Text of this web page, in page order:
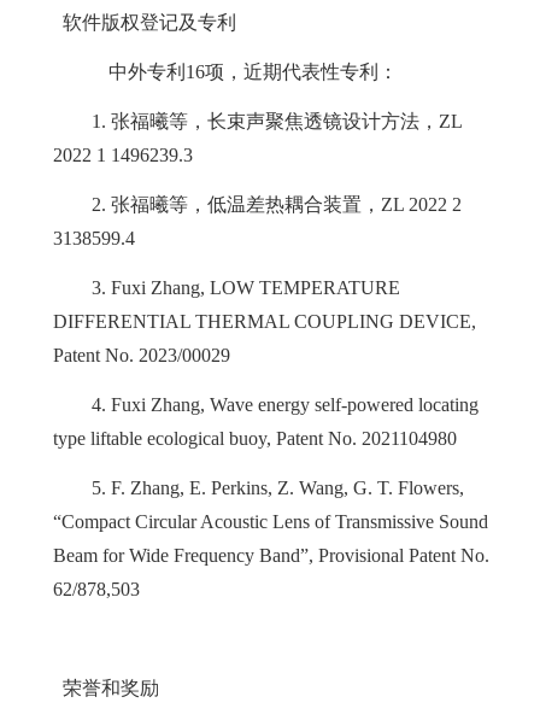
软件版权登记及专利
中外专利 16项，近期代表性专利：
1. 张福曦等，长束声聚焦透镜设计方法， ZL
2022 1 1496239.3
2. 张福曦等，低温差热耦合装置， ZL 2022 2
3138599.4
3. Fuxi Zhang, LOW TEMPERATURE
DIFFERENTIAL THERMAL COUPLING DEVICE,
Patent No. 2023/00029
4. Fuxi Zhang, Wave energy self-powered locating
type liftable ecological buoy, Patent No. 2021104980
5. F. Zhang, E. Perkins, Z. Wang, G. T. Flowers,
“Compact Circular Acoustic Lens of Transmissive Sound
Beam for Wide Frequency Band”, Provisional Patent No.
62/878,503
荣誉和奖励